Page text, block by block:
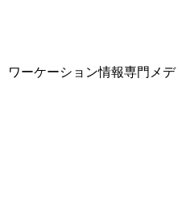
ワーケーション情報専門メデ